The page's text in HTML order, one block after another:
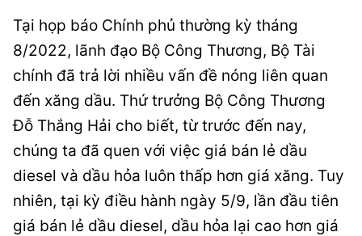
Tại họp báo Chính phủ thường kỳ tháng
8/2022, lãnh đạo Bộ Công Thương, Bộ Tài
chính đã trả lời nhiều vấn đề nóng liên quan
đến xăng dầu. Thứ trưởng Bộ Công Thương
Đỗ Thắng Hải cho biết, từ trước đến nay,
chúng ta đã quen với việc giá bán lẻ dầu
diesel và dầu hỏa luôn thấp hơn giá xăng. Tuy
nhiên, tại kỳ điều hành ngày 5/9, lần đầu tiên
giá bán lẻ dầu diesel, dầu hỏa lại cao hơn giá